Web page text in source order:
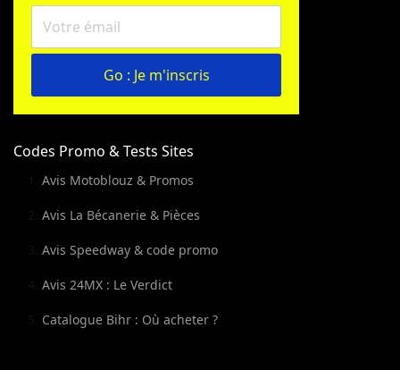
Go : Je m'inscris
Codes Promo & Tests Sites
Avis Motoblouz & Promos
Avis La Bécanerie & Pièces
Avis Speedway & code promo
Avis 24MX : Le Verdict
Catalogue Bihr : Où acheter ?